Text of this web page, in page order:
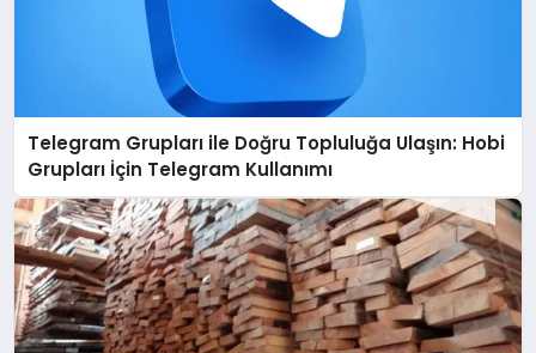
Telegram Grupları ile Doğru Topluluğa Ulaşın: Hobi
Grupları İçin Telegram Kullanımı